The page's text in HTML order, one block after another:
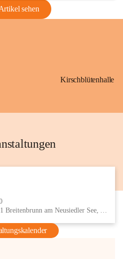
sehen
Kirschblütenhalle
Eisenstädter Straße 18, 7091 Breitenbrunn am Neusiedler See, AUT